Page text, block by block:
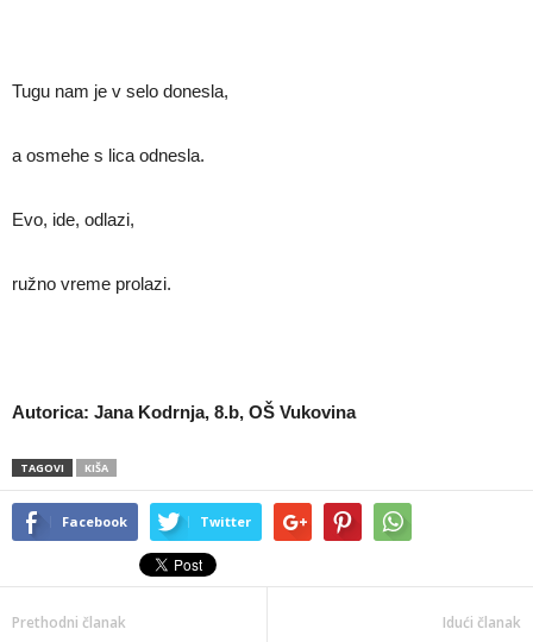
Tugu nam je v selo donesla,
a osmehe s lica odnesla.
Evo, ide, odlazi,
ružno vreme prolazi.
Autorica: Jana Kodrnja, 8.b, OŠ Vukovina
TAGOVI KIŠA
Facebook Twitter
Prethodni članak Idući članak